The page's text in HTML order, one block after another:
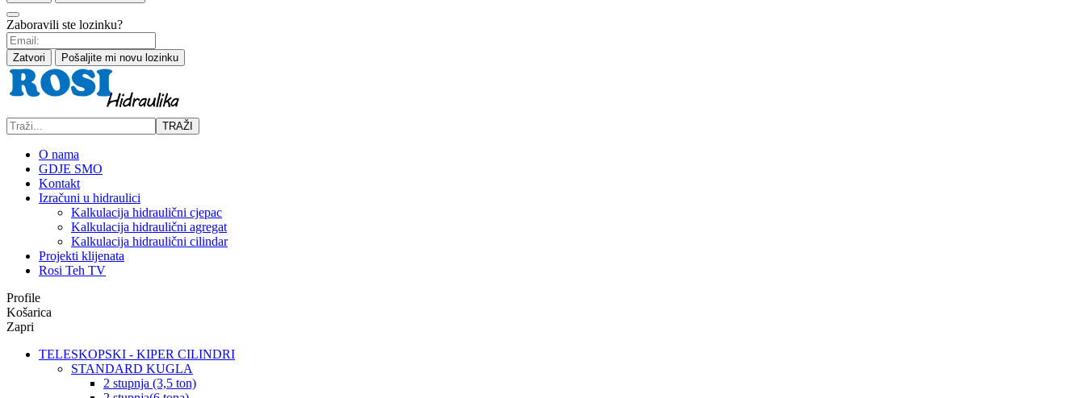
Zaboravili ste lozinku?
Zatvori Pošaljite mi novu lozinku
TRAŽI
O nama
GDJE SMO
Kontakt
Izračuni u hidraulici
Kalkulacija hidraulični cjepac
Kalkulacija hidraulični agregat
Kalkulacija hidraulični cilindar
Projekti klijenata
Rosi Teh TV
Profile
Košarica
Zapri
TELESKOPSKI - KIPER CILINDRI
STANDARD KUGLA
2 stupnja (3,5 ton)